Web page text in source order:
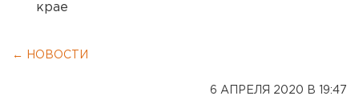
крае
← НОВОСТИ
6 АПРЕЛЯ 2020 В 19:47